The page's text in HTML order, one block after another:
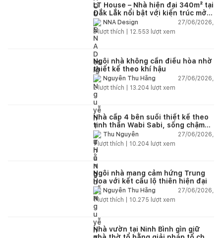
LT House – Nhà hiện đại 340m² tại
Đắk Lắk nổi bật với kiến trúc mở
và hệ sân vườn kết nối thiên
nhiên
NNA Design
27/06/2026,
3lượt thích | 12.553 lượt xem
Ngôi nhà không cần điều hòa nhờ
thiết kế theo khí hậu
Nguyễn Thu Hằng
27/06/2026,
2lượt thích | 13.204 lượt xem
Nhà cấp 4 bên suối thiết kế theo
tinh thần Wabi Sabi, sống chậm
giữa thiên nhiên
Thu Nguyễn
27/06/2026,
1lượt thích | 10.204 lượt xem
Ngôi nhà mang cảm hứng Trung
Hoa với kết cấu lộ thiên hiện đại
Nguyễn Thu Hằng
27/06/2026,
1lượt thích | 10.275 lượt xem
Nhà vườn tại Ninh Bình gìn giữ